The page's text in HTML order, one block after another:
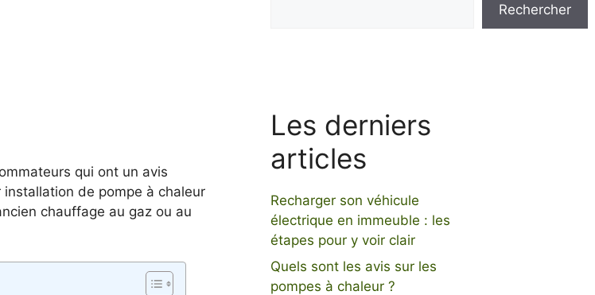
qui ont un avis
de pompe à chaleur
chauffage au gaz ou au
Rechercher
Les derniers
articles
Recharger son véhicule
électrique en immeuble : les
étapes pour y voir clair
Quels sont les avis sur les
pompes à chaleur ?